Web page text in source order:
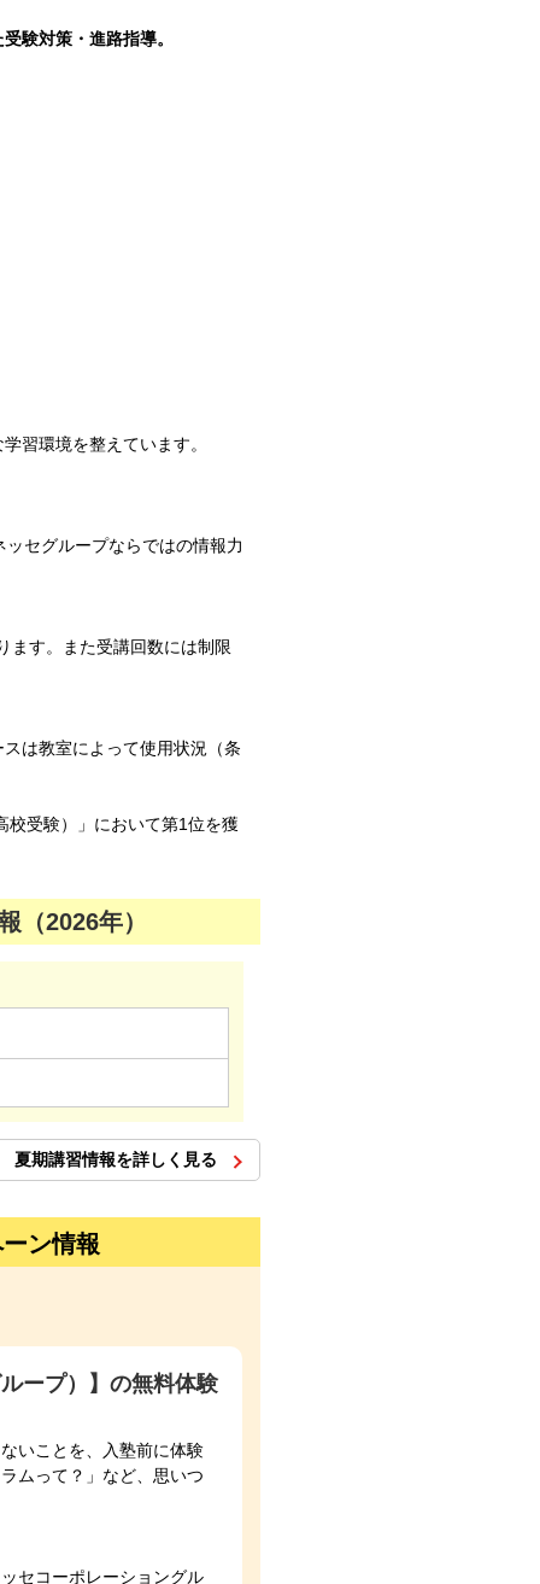
験対策・進路指導。
習環境を整えています。
セグループならではの情報力
ます。また受講回数には制限
は教室によって使用状況（条
受験）」において第1位を獲
（2026年）
夏期講習情報を詳しく見る
ン情報
ープ）】の無料体験
いことを、入塾前に体験
ムって？」など、思いつ
セコーポレーショングル